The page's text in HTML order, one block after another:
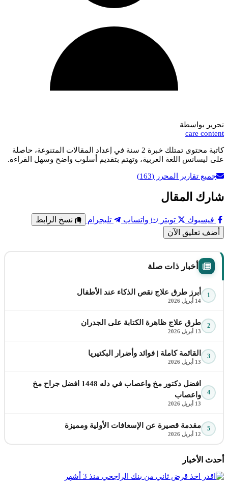
تحرير بواسطة
care content
كاتبة محتوى تمتلك خبرة 2 سنة في إعداد المقالات المتنوعة، حاصلة
على ليسانس اللغة العربية، وتهتم بتقديم أسلوب واضح وسهل القراءة.
جميع تقارير المحرر (163)
شارك المقال
فيسبوك تويتر واتساب تليجرام
نسخ الرابط
أضف تعليق الآن
أخبار ذات صلة
1 أبرز طرق علاج نقص الذكاء عند الأطفال
14 أبريل 2026
2 طرق علاج ظاهرة الكتابة على الجدران
13 أبريل 2026
3 القائمة كاملة | فوائد وأضرار البكتيريا
13 أبريل 2026
4
افضل دكتور مخ واعصاب في دله 1448 افضل جراح مخ
واعصاب
13 أبريل 2026
5 مقدمة قصيرة عن الإسعافات الأولية ومميزة
12 أبريل 2026
أحدث الأخبار
منذ 3 أشهر